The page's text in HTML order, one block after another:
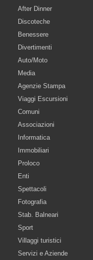
After Dinner
Discoteche
Benessere
Divertimenti
Auto/Moto
Media
Agenzie Stampa
Viaggi Escursioni
Comuni
Associazioni
Informatica
Immobiliari
Proloco
Enti
Spettacoli
Fotografia
Stab. Balneari
Sport
Villaggi turistici
Servizi e Aziende